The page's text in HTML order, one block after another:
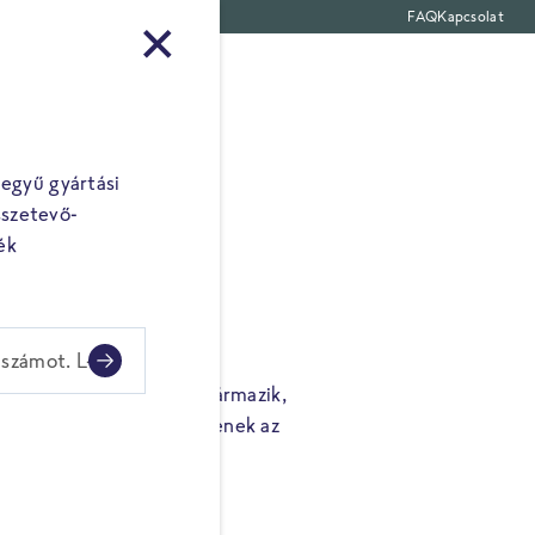
FAQKapcsolat
vállalatoktól származik,
hogy megfeleljenek az
gyártási
L-